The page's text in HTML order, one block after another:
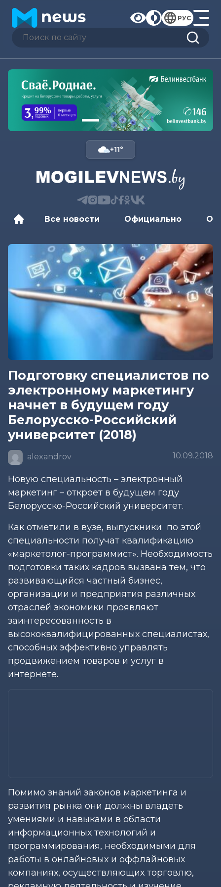
РУС
+11°
Все новости Официально
Подготовку специалистов по
электронному маркетингу
начнет в будущем году
Белорусско-Российский
университет (2018)
alexandrov 10.09.2018
Новую специальность – электронный
маркетинг – откроет в будущем году
Белорусско-Российский университет.
Как отметили в вузе, выпускники по этой
специальности получат квалификацию
«маркетолог-программист». Необходимость
подготовки таких кадров вызвана тем, что
развивающийся частный бизнес,
организации и предприятия различных
отраслей экономики проявляют
заинтересованность в
высококвалифицированных специалистах,
способных эффективно управлять
продвижением товаров и услуг в
интернете.
Помимо знаний законов маркетинга и
развития рынка они должны владеть
умениями и навыками в области
информационных технологий и
программирования, необходимыми для
работы в онлайновых и оффлайновых
компаниях, осуществляющих торговлю,